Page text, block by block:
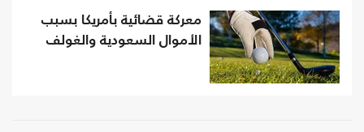
معركة قضائية بأمريكا بسبب
الأموال السعودية والغولف